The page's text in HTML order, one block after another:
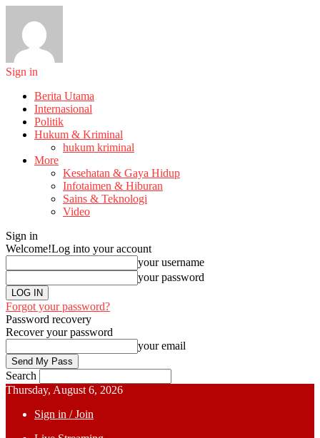
Sign in
Berita Utama
Internasional
Politik
Hukum & Kriminal
hukum kriminal
More
Kesehatan & Gaya Hidup
Infotaimen & Hiburan
Sains & Teknologi
Video
Sign in
Welcome!Log into your account
your username
your password
Forgot your password?
Password recovery
Recover your password
your email
Search
Thursday, August 6, 2026
Sign in / Join